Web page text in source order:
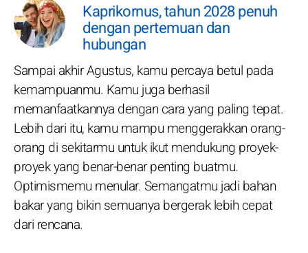
Kaprikornus, tahun 2028 penuh
dengan pertemuan dan
hubungan
Sampai akhir Agustus, kamu percaya betul pada
kemampuanmu. Kamu juga berhasil
memanfaatkannya dengan cara yang paling tepat.
Lebih dari itu, kamu mampu menggerakkan orang-
orang di sekitarmu untuk ikut mendukung proyek-
proyek yang benar-benar penting buatmu.
Optimismemu menular. Semangatmu jadi bahan
bakar yang bikin semuanya bergerak lebih cepat
dari rencana.